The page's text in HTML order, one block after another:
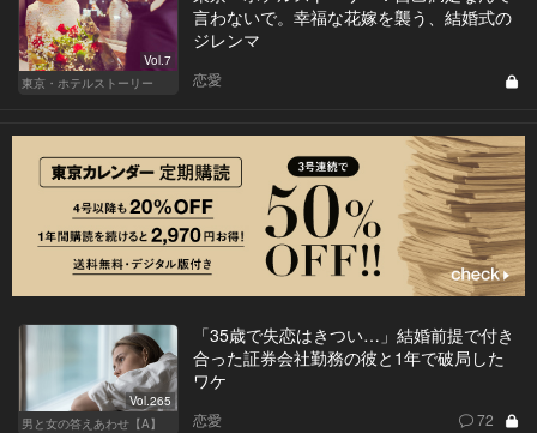
Vol.7
東京・ホテルストーリー
言わないで。幸福な花嫁を襲う、結婚式の
ジレンマ
恋愛
Vol.265
男と女の答えあわせ【A】
「35歳で失恋はきつい…」結婚前提で付き
合った証券会社勤務の彼と1年で破局した
ワケ
恋愛 72